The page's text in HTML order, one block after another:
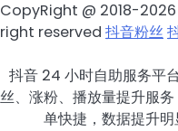
CopyRight @ 2018-
right reserved 抖音粉丝
抖音 24 小时自助服务平
丝、涨粉、播放量提升服
单快捷，数据提升明